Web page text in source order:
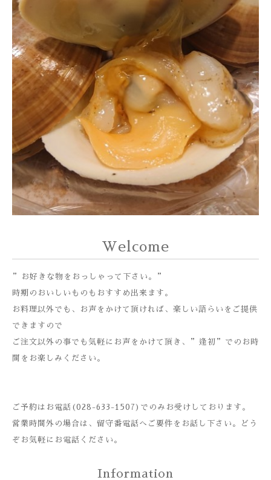
Welcome
”お好きな物をおっしゃって下さい。”
時期のおいしいものもおすすめ出来ます。
お料理以外でも、お声をかけて頂ければ、楽しい語らいをご提供
できますので
ご注文以外の事でも気軽にお声をかけて頂き、”逢初”でのお時
間をお楽しみください。
ご予約はお電話(028-633-1507)でのみお受けしております。
営業時間外の場合は、留守番電話へご要件をお話し下さい。どう
ぞお気軽にお電話ください。
Information